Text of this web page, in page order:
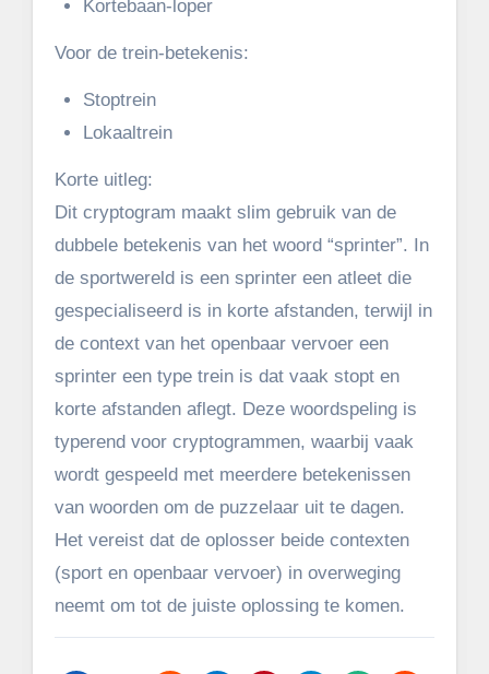
Kortebaan-loper
Voor de trein-betekenis:
Stoptrein
Lokaaltrein
Korte uitleg:
Dit cryptogram maakt slim gebruik van de
dubbele betekenis van het woord “sprinter”. In
de sportwereld is een sprinter een atleet die
gespecialiseerd is in korte afstanden, terwijl in
de context van het openbaar vervoer een
sprinter een type trein is dat vaak stopt en
korte afstanden aflegt. Deze woordspeling is
typerend voor cryptogrammen, waarbij vaak
wordt gespeeld met meerdere betekenissen
van woorden om de puzzelaar uit te dagen.
Het vereist dat de oplosser beide contexten
(sport en openbaar vervoer) in overweging
neemt om tot de juiste oplossing te komen.